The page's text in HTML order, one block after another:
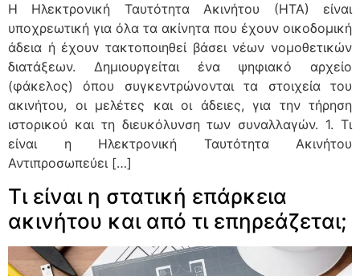
Η Ηλεκτρονική Ταυτότητα Ακινήτου (ΗΤΑ) είναι
υποχρεωτική για όλα τα ακίνητα που έχουν οικοδομική
άδεια ή έχουν τακτοποιηθεί βάσει νέων νομοθετικών
διατάξεων. Δημιουργείται ένα ψηφιακό αρχείο
(φάκελος) όπου συγκεντρώνονται τα στοιχεία του
ακινήτου, οι μελέτες και οι άδειες, για την τήρηση
ιστορικού και τη διευκόλυνση των συναλλαγών. 1. Τι
είναι η Ηλεκτρονική Ταυτότητα Ακινήτου
Αντιπροσωπεύει […]
Τι είναι η στατική επάρκεια
ακινήτου και από τι επηρεάζεται;